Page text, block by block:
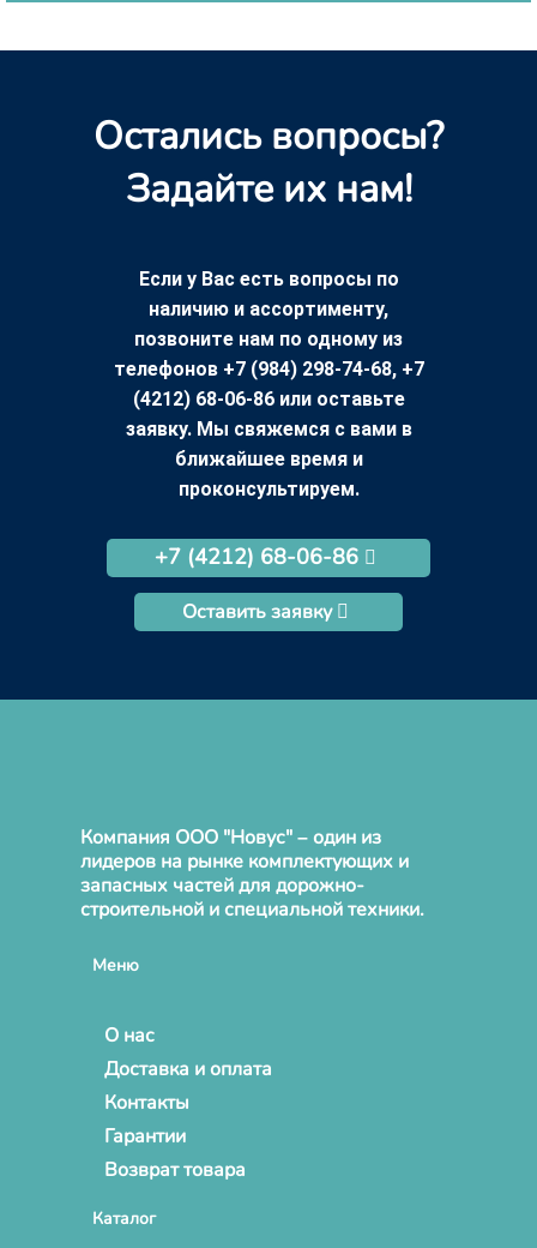
Остались вопросы?
Задайте их нам!
Если у Вас есть вопросы по
наличию и ассортименту,
позвоните нам по одному из
телефонов +7 (984) 298-74-68, +7
(4212) 68-06-86 или оставьте
заявку. Мы свяжемся с вами в
ближайшее время и
проконсультируем.
+7 (4212) 68-06-86
Оставить заявку
Компания ООО "Новус" – один из
лидеров на рынке комплектующих и
запасных частей для дорожно-
строительной и специальной техники.
Меню
О нас
Доставка и оплата
Контакты
Гарантии
Возврат товара
Каталог